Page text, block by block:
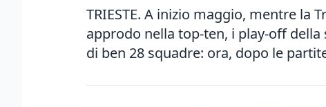
TRIESTE. A inizio maggio, mentre la
approdo nella top-ten, i play-off
di ben 28 squadre: ora, dopo le